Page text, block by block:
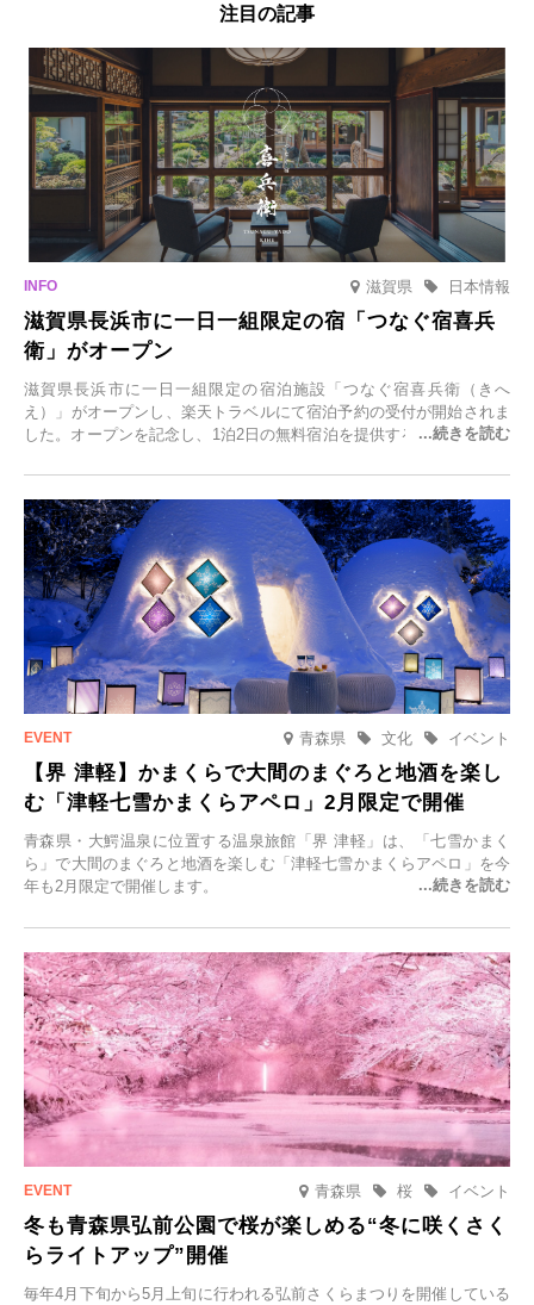
注目の記事
滋賀県 日本情報
滋賀県長浜市に一日一組限定の宿「つなぐ宿喜兵
衛」がオープン
滋賀県長浜市に一日一組限定の宿泊施設「つなぐ宿喜兵衛（きへ
え）」がオープンし、楽天トラベルにて宿泊予約の受付が開始されま
した。オープンを記念し、1泊2日の無料宿泊を提供するキャンペーン
一組限定の宿だからこそ叶う、大切な人との特別な時間を体験いただ
けます。
青森県 イベント
文化
【界 津軽】かまくらで大間のまぐろと地酒を楽し
む「津軽七雪かまくらアペロ」2月限定で開催
青森県・大鰐温泉に位置する温泉旅館「界 津軽」は、「七雪かまく
ら」で大間のまぐろと地酒を楽しむ「津軽七雪かまくらアペロ」を今
年も2月限定で開催します。
青森県 イベント
桜
冬も青森県弘前公園で桜が楽しめる“冬に咲くさく
らライトアップ”開催
毎年4月下旬から5月上旬に行われる弘前さくらまつりを開催している